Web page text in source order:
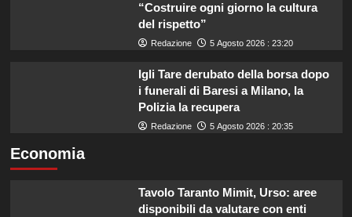
“Costruire ogni giorno la cultura
del rispetto”
Redazione 5 Agosto 2026 : 23:20
Igli Tare derubato della borsa dopo
i funerali di Baresi a Milano, la
Polizia la recupera
Redazione 5 Agosto 2026 : 20:35
Economia
Tavolo Taranto Mimit, Urso: aree
disponibili da valutare con enti